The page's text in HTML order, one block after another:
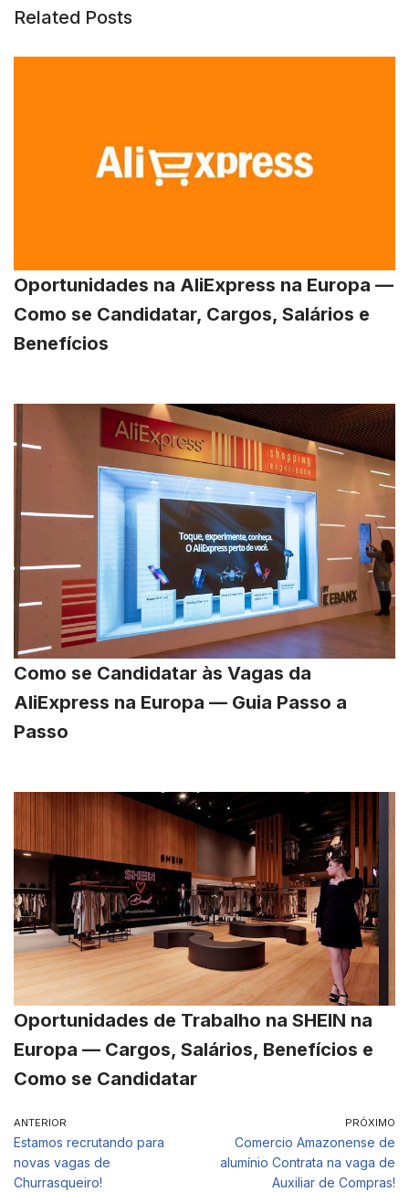
Related Posts
Oportunidades na AliExpress na Europa —
Como se Candidatar, Cargos, Salários e
Benefícios
Como se Candidatar às Vagas da
AliExpress na Europa — Guia Passo a
Passo
Oportunidades de Trabalho na SHEIN na
Europa — Cargos, Salários, Benefícios e
Como se Candidatar
ANTERIOR
Estamos recrutando para
novas vagas de
Churrasqueiro!
PRÓXIMO
Comercio Amazonense de
alumínio Contrata na vaga de
Auxiliar de Compras!